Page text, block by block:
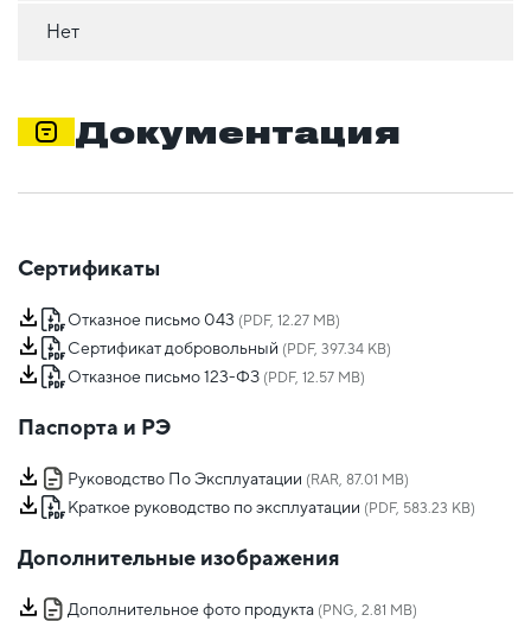
Нет
Документация
Сертификаты
Отказное письмо 043 (PDF, 12.27 MB)
Сертификат добровольный (PDF, 397.34 KB)
Отказное письмо 123-ФЗ (PDF, 12.57 MB)
Паспорта и РЭ
Руководство По Эксплуатации (RAR, 87.01 MB)
Краткое руководство по эксплуатации (PDF, 583.23 KB)
Дополнительные изображения
Дополнительное фото продукта (PNG, 2.81 MB)